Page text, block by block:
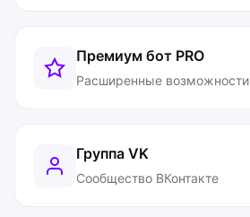
Премиум бот PRO
Расширенные возможности
Группа VK
Сообщество ВКонтакте